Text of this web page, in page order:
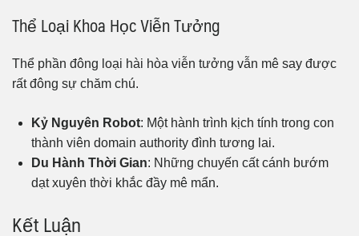
Thể Loại Khoa Học Viễn Tưởng
Thể phần đông loại hài hòa viễn tưởng vẫn mê say được
rất đông sự chăm chú.
Kỷ Nguyên Robot: Một hành trình kịch tính trong con
thành viên domain authority đình tương lai.
Du Hành Thời Gian: Những chuyến cất cánh bướm
dạt xuyên thời khắc đầy mê mẩn.
Kết Luận